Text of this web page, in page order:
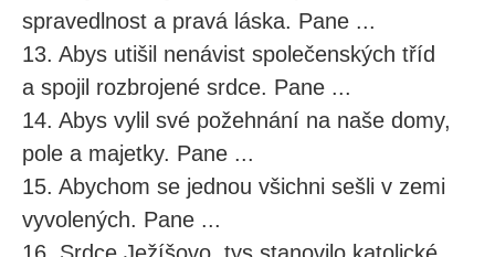
spravedlnost a pravá láska. Pane ...
13. Abys utišil nenávist společenských tříd
a spojil rozbrojené srdce. Pane ...
14. Abys vylil své požehnání na naše domy,
pole a majetky. Pane ...
15. Abychom se jednou všichni sešli v zemi
vyvolených. Pane ...